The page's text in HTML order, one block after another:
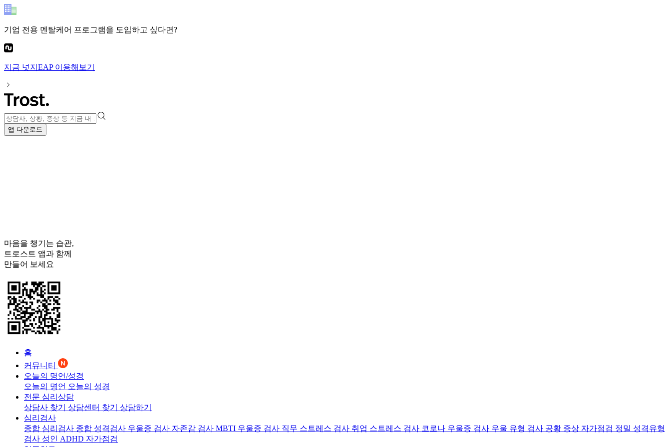
기업 전용 멘탈케어 프로그램을 도입하고 싶다면?
지금 넛지EAP이용해보기
앱 다운로드
마음을 챙기는 습관,
트로스트 앱과 함께
만들어 보세요
홈
커뮤니티
오늘의 명언/성경
오늘의 명언 오늘의 성경
전문 심리상담
상담사 찾기 상담센터 찾기 상담하기
심리검사
종합 심리검사 종합 성격검사 우울증 검사 자존감 검사 MBTI 우울증 검사 직무 스트레스 검사 취업 스트레스 검사 코로나 우울증 검사 우울 유형 검사 공황 증상 자가점검 정밀 성격유형
검사 성인 ADHD 자가점검